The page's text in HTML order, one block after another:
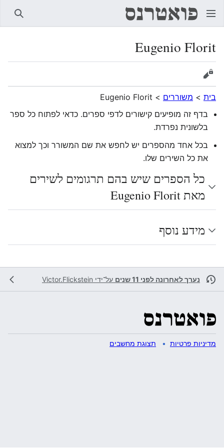
Eugenio Florit
הצגת מקור
בית > משוררים >
Eugenio Florit
בדף זה מופיעים קישורים לדפי ספרים. כדאי לפתוח כל ספר
בלשונית נפרדת.
בכל אחד מהספרים יש לחפש את שם המשורר וכך למצוא
את כל השירים שלו.
כל הספרים שיש בהם תרגומים לשירים
מאת Eugenio Florit
מידע נוסף
נערך לאחרונה לפני 11 שנים על־ידי Victor.Flickstein
מדיניות פרטיות תצוגת מחשבים